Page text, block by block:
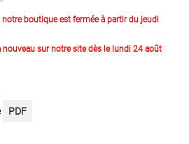
notre boutique est fermée à partir du jeudi
sur notre site dès le lundi 24 août
PDF